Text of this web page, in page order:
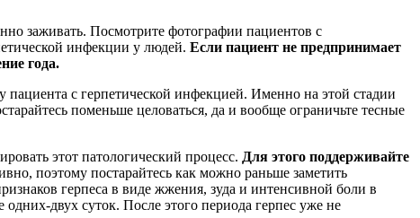
заживать. Посмотрите фотографии пациентов с
инфекции у людей. Если пациент не предпринимает
года.
с герпетической инфекцией. Именно на этой стадии
поменьше целоваться, да и вообще ограничьте тесные
этот патологический процесс. Для этого поддерживайте
поэтому постарайтесь как можно раньше заметить
герпеса в виде жжения, зуда и интенсивной боли в
двух суток. После этого периода герпес уже не